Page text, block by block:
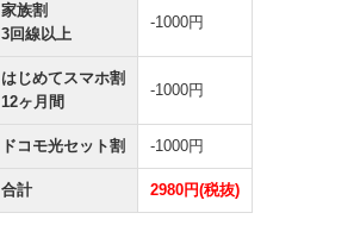
家族割
3回線以上
-1000円
はじめてスマホ割
12ヶ月間
-1000円
ドコモ光セット割 -1000円
合計 2980円(税抜)